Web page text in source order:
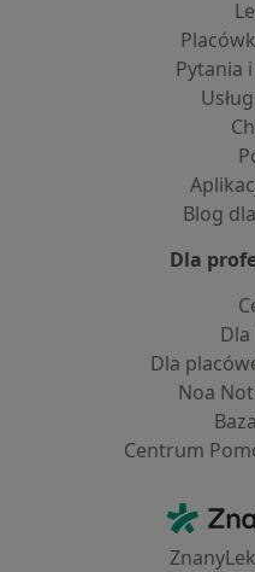
Pytania
Blog
Dla
Dla
Noa
Centrum